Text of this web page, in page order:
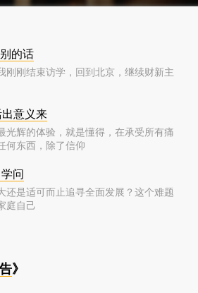
的话
刚刚结束访学，回到北京，继续财新主
意义来
光辉的体验，就是懂得，在承受所有痛
何东西，除了信仰
问
还是适可而止追寻全面发展？这个难题
庭自己
》